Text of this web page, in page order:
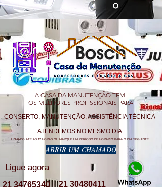
A CASA DA MANUTENÇÃO TEM
OS MELHORES PROFISSIONAIS PARA
CONSERTO, MANUTENÇÃO, ASSISTÊNCIA TÉCNICA
ATENDEMOS NO MESMO DIA
LIGANDO ATE AS 12 HORAS OU MARQUE UM PERÍODO DE HORÁRIO PARA O DIA SEGUINTE
ABRIR UM CHAMADO
Ligue agora
21 30480411
21 34765340